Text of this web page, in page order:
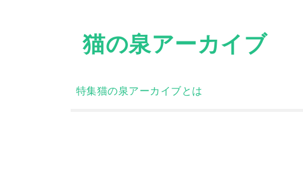
猫の泉アーカイブ
特集猫の泉アーカイブとは